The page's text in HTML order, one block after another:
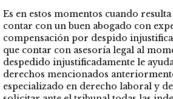
Es en estos momentos cuando
contar con un buen abogado con
compensación por despido
que contar con asesoría legal al
despedido injustificadamente le
derechos mencionados
especializado en derecho laboral y